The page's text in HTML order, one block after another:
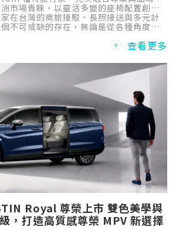
市場青睞，以靈活多變的座椅配置創造
在台灣的商旅接駁、長照接送與多元計
不可或缺的存在，無論是從各種角度，
極佳的評價，ChatCV商用車談團隊特地專
的台灣福祉汽車總經理李博銓，來跟我們
福特旅行家談談這堪稱完美的稱
查看更多
尊榮上市 雙色美學與
，打造高質感尊榮 MPV 新選擇